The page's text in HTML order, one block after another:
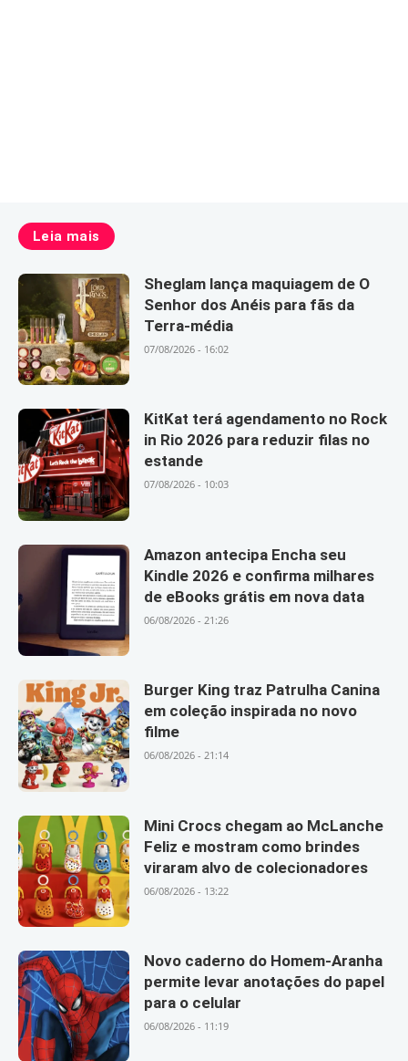
Leia mais
Sheglam lança maquiagem de O
Senhor dos Anéis para fãs da
Terra-média
07/08/2026 - 16:02
KitKat terá agendamento no Rock
in Rio 2026 para reduzir filas no
estande
07/08/2026 - 10:03
Amazon antecipa Encha seu
Kindle 2026 e confirma milhares
de eBooks grátis em nova data
06/08/2026 - 21:26
Burger King traz Patrulha Canina
em coleção inspirada no novo
filme
06/08/2026 - 21:14
Mini Crocs chegam ao McLanche
Feliz e mostram como brindes
viraram alvo de colecionadores
06/08/2026 - 13:22
Novo caderno do Homem-Aranha
permite levar anotações do papel
para o celular
06/08/2026 - 11:19